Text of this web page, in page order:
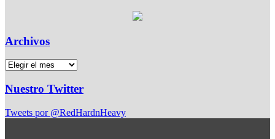
Archivos
Nuestro Twitter
Tweets por @RedHardnHeavy